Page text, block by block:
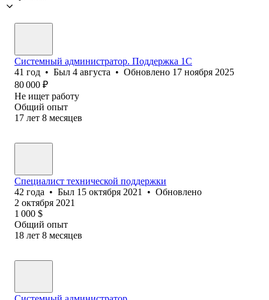
Системный администратор. Поддержка 1С
41 год • Был 4 августа • Обновлено 17 ноября 2025
80 000 ₽
Не ищет работу
Общий опыт
17 лет 8 месяцев
Специалист технической поддержки
42 года • Был 15 октября 2021 • Обновлено
2 октября 2021
1 000 $
Общий опыт
18 лет 8 месяцев